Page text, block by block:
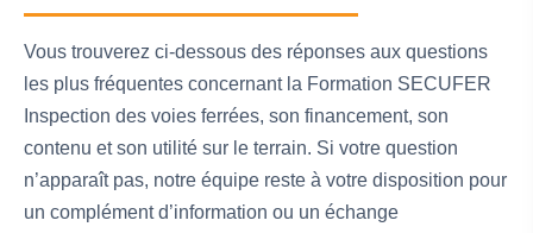
Vous trouverez ci-dessous des réponses aux questions
les plus fréquentes concernant la Formation SECUFER
Inspection des voies ferrées, son financement, son
contenu et son utilité sur le terrain. Si votre question
n’apparaît pas, notre équipe reste à votre disposition pour
un complément d’information ou un échange